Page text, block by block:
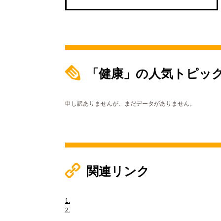
「健康」の人気トピッ
申し訳ありませんが、まだデータがありません。
関連リンク
1.
2.